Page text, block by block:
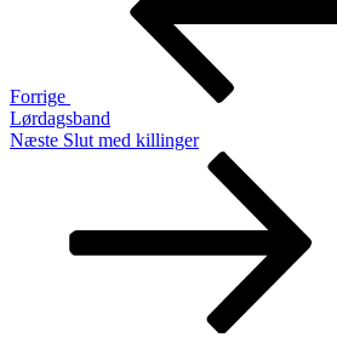
Forrige
Lørdagsband
Næste
Næste Slut med killinger